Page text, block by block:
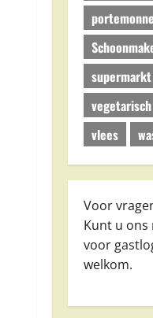
vegetarisch
vlees
Voor
Kunt u ons
voor
welkom.